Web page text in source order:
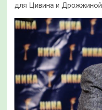
для Цивина и Дрожжиной